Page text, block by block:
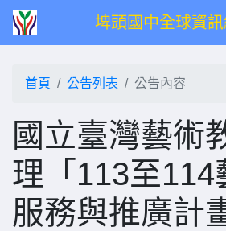
埤頭國中全球資訊
首頁 公告列表 公告內容
國立臺灣藝術
理「113至114
服務與推廣計